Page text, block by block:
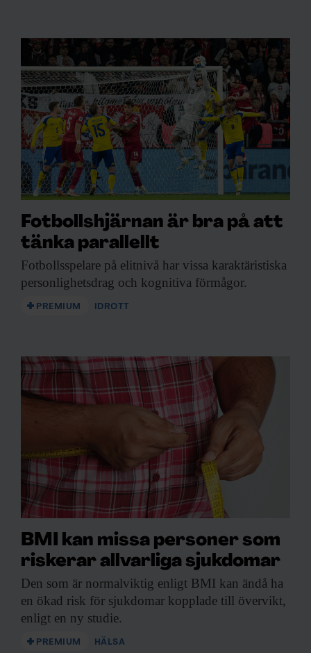
Fotbollshjärnan är bra på att
tänka parallellt
Fotbollsspelare på elitnivå har vissa karaktäristiska
personlighetsdrag och kognitiva förmågor.
PREMIUM IDROTT
BMI kan missa personer som
riskerar allvarliga sjukdomar
Den som är normalviktig enligt BMI kan ändå ha
en ökad risk för sjukdomar kopplade till övervikt,
enligt en ny studie.
PREMIUM HÄLSA